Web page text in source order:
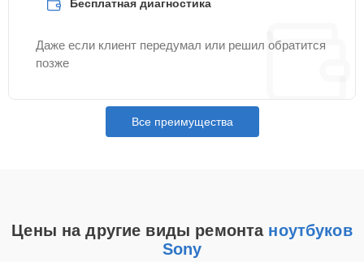
Бесплатная диагностика
Даже если клиент передумал или решил обратится
позже
Все преимущества
Цены на другие виды ремонта ноутбуков
Sony